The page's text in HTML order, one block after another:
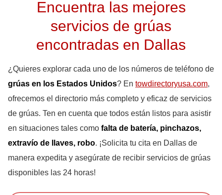
Encuentra las mejores
servicios de grúas
encontradas en Dallas
¿Quieres explorar cada uno de los números de teléfono de
grúas en los Estados Unidos? En towdirectoryusa.com,
ofrecemos el directorio más completo y eficaz de servicios
de grúas. Ten en cuenta que todos están listos para asistir
en situaciones tales como falta de batería, pinchazos,
extravío de llaves, robo. ¡Solicita tu cita en Dallas de
manera expedita y asegúrate de recibir servicios de grúas
disponibles las 24 horas!